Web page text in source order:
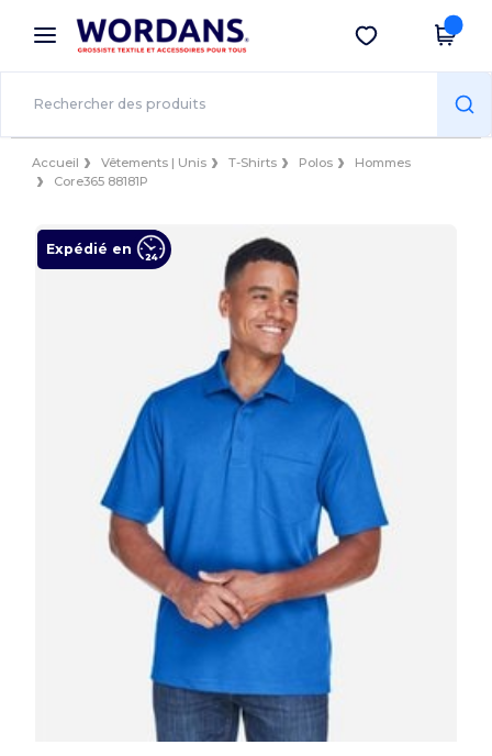
× Appli Wordans
Meilleurs prix sur l’app !
Obtenir l'appli
Accueil Vêtements | Unis T-Shirts Polos
Hommes
Core365 88181P
Expédié en